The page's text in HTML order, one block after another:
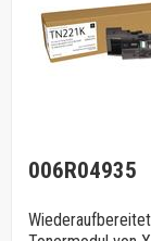
006R04935